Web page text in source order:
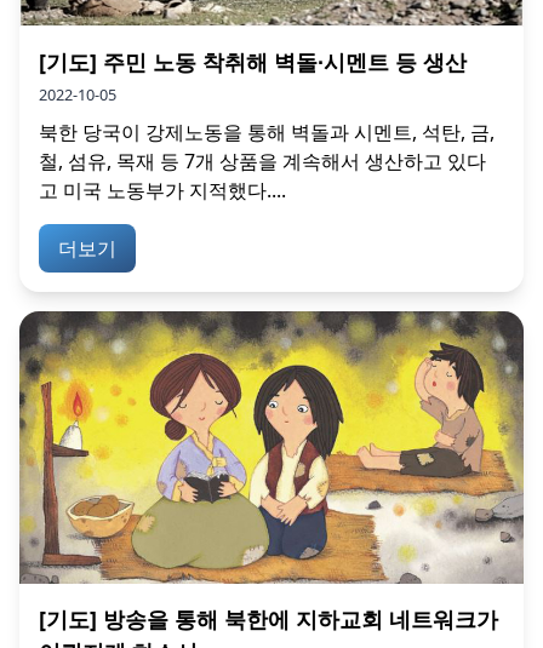
[기도] 주민 노동 착취해 벽돌∙시멘트 등 생산
2022-10-05
북한 당국이 강제노동을 통해 벽돌과 시멘트, 석탄, 금,
철, 섬유, 목재 등 7개 상품을 계속해서 생산하고 있다
고 미국 노동부가 지적했다....
더보기
[기도] 방송을 통해 북한에 지하교회 네트워크가